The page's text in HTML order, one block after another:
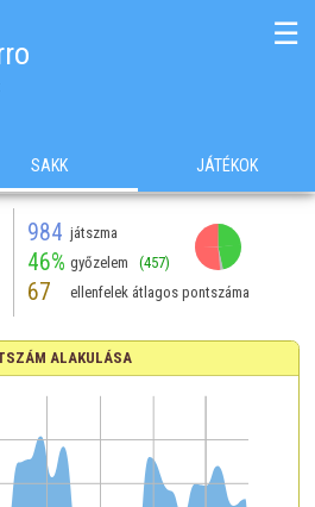
☰
SAKK JÁTÉKOK
984 játszma
46% győzelem (457)
67 ellenfelek átlagos pontszáma
ALAKULÁSA